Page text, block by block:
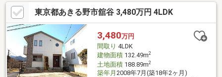
東京都あきる野市舘谷 3,480万円 4LDK
3,480万円
間取り 4LDK
建物面積132.49m2
土地面積188.89m2
築年月 2008年7月(築18年2ヶ月)